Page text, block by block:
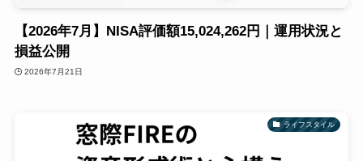
【2026年7月】NISA評価額15,024,262円｜運用状況と
損益公開
2026年7月21日
ライフスタイル